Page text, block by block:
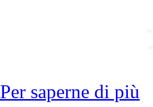
Per saperne di più